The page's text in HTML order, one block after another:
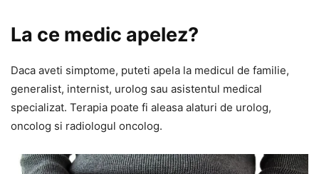
La ce medic apelez?
Daca aveti simptome, puteti apela la medicul de familie,
generalist, internist, urolog sau asistentul medical
specializat. Terapia poate fi aleasa alaturi de urolog,
oncolog si radiologul oncolog.